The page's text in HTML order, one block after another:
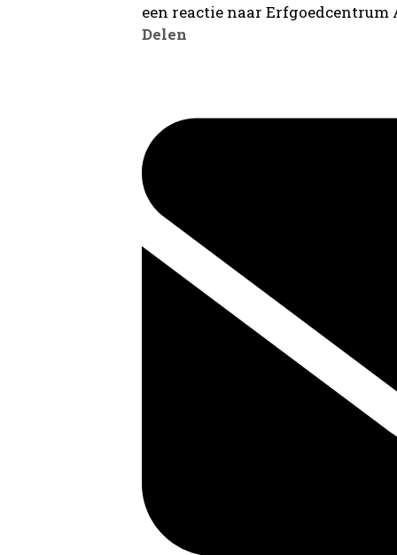
een reactie naar
Delen